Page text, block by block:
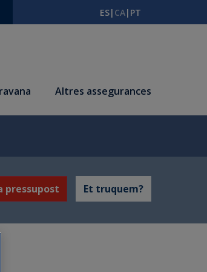
ES| CA| PT
Altres assegurances
pressupost Et truquem?